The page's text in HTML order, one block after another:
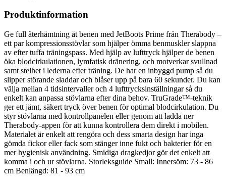
Produktinformation
Ge full återhämtning åt benen med JetBoots Prime från Therabody –
ett par kompressionsstövlar som hjälper ömma benmuskler slappna
av efter tuffa träningspass. Med hjälp av lufttryck hjälper de benen
öka blodcirkulationen, lymfatisk dränering, och motverkar svullnad
samt stelhet i lederna efter träning. De har en inbyggd pump så du
slipper störande sladdar och blåser upp på bara 60 sekunder. Du kan
välja mellan 4 tidsintervaller och 4 lufttrycksinställningar så du
enkelt kan anpassa stövlarna efter dina behov. TruGrade™-teknik
ger ett jämt, säkert tryck över benen för optimal blodcirkulation. Du
styr stövlarna med kontrollpanelen eller genom att ladda ner
Therabody-appen för att kunna kontrollera dem direkt i mobilen.
Materialet är enkelt att rengöra och dess smarta design har inga
gömda fickor eller fack som stänger inne fukt och bakterier för en
mer hygienisk användning. Smidiga dragkedjor gör det enkelt att
komma i och ur stövlarna. Storleksguide Small: Innersöm: 73 - 86
cm Benlängd: 81 - 93 cm